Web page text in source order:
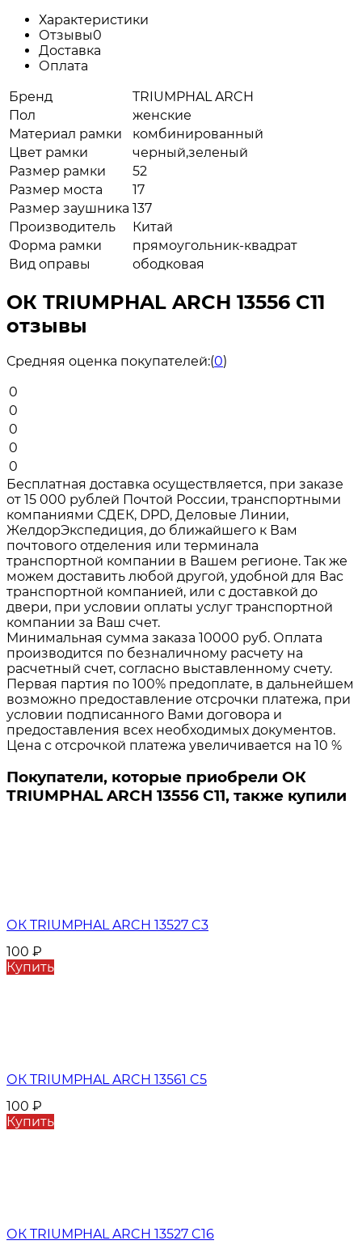
Характеристики
Отзывы0
Доставка
Оплата
Бренд
TRIUMPHAL ARCH
Пол
женские
Материал рамки
комбинированный
Цвет рамки
черный,зеленый
Размер рамки
52
Размер моста
17
Размер заушника 137
Производитель
Китай
Форма рамки
прямоугольник-квадрат
Вид оправы
ободковая
ОК TRIUMPHAL ARCH 13556 C11
отзывы
Средняя оценка покупателей:(0)
0
0
0
0
0
Бесплатная доставка осуществляется, при заказе
от 15 000 рублей Почтой России, транспортными
компаниями СДЕК, DPD, Деловые Линии,
ЖелдорЭкспедиция, до ближайшего к Вам
почтового отделения или терминала
транспортной компании в Вашем регионе. Так же
можем доставить любой другой, удобной для Вас
транспортной компанией, или с доставкой до
двери, при условии оплаты услуг транспортной
компании за Ваш счет.
Минимальная сумма заказа 10000 руб. Оплата
производится по безналичному расчету на
расчетный счет, согласно выставленному счету.
Первая партия по 100% предоплате, в дальнейшем
возможно предоставление отсрочки платежа, при
условии подписанного Вами договора и
предоставления всех необходимых документов.
Цена с отсрочкой платежа увеличивается на 10 %
Покупатели, которые приобрели ОК
TRIUMPHAL ARCH 13556 C11, также купили
ОК TRIUMPHAL ARCH 13527 C3
100 ₽
Купить
ОК TRIUMPHAL ARCH 13561 C5
100 ₽
Купить
ОК TRIUMPHAL ARCH 13527 C16